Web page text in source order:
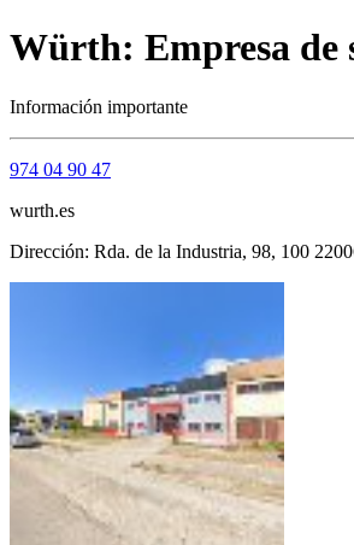
Würth: Empresa de
Información importante
974 04 90 47
wurth.es
Dirección: Rda. de la Industria, 98, 100